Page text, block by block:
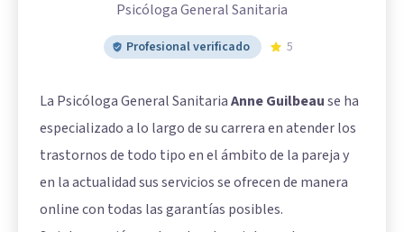
Psicóloga General Sanitaria
Profesional verificado 5
La Psicóloga General SanitariaAnne Guilbeause ha
especializado a lo largo de su carrera en atender los
trastornos de todo tipo en el ámbito de la pareja y
en la actualidad sus servicios se ofrecen de manera
online con todas las garantías posibles.